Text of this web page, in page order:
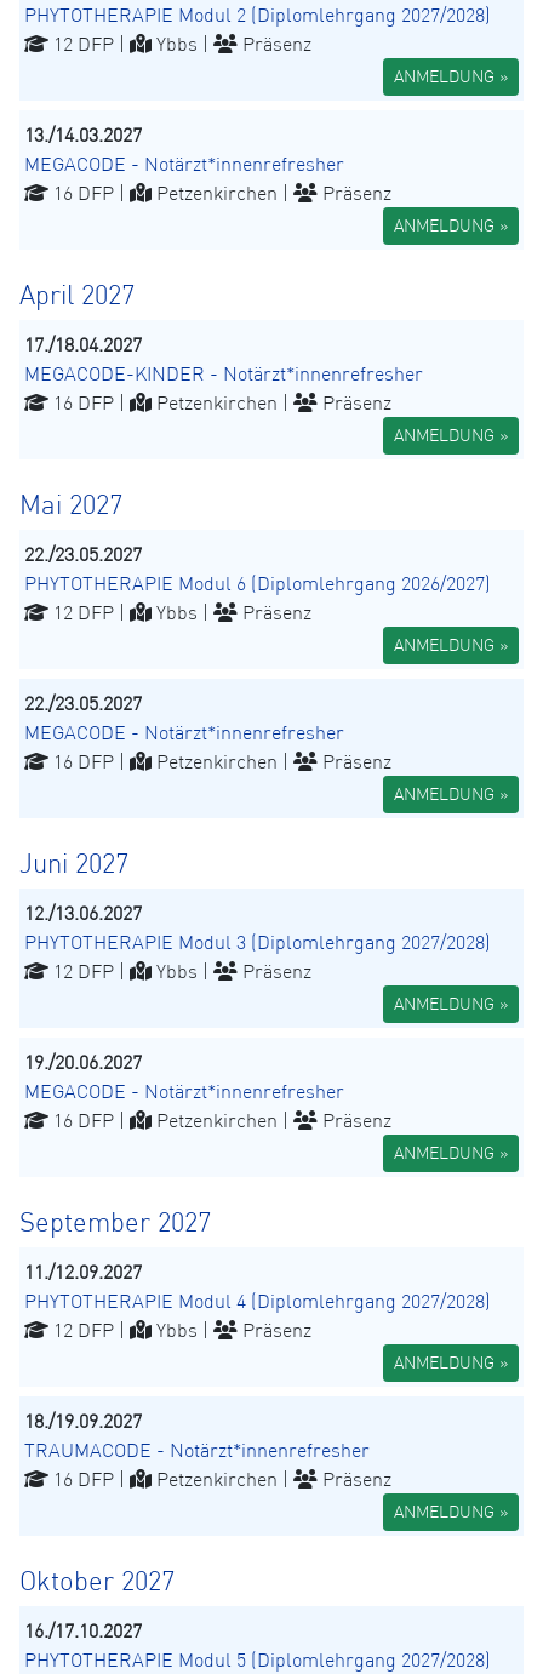
PHYTOTHERAPIE Modul 2 (Diplomlehrgang 2027/2028)
12 DFP |
Ybbs | Präsenz
ANMELDUNG »
13./14.03.2027
MEGACODE - Notärzt*innenrefresher
16 DFP |
Petzenkirchen | Präsenz
ANMELDUNG »
April 2027
17./18.04.2027
MEGACODE-KINDER - Notärzt*innenrefresher
16 DFP |
Petzenkirchen | Präsenz
ANMELDUNG »
Mai 2027
22./23.05.2027
PHYTOTHERAPIE Modul 6 (Diplomlehrgang 2026/2027)
12 DFP |
Ybbs | Präsenz
ANMELDUNG »
22./23.05.2027
MEGACODE - Notärzt*innenrefresher
16 DFP |
Petzenkirchen | Präsenz
ANMELDUNG »
Juni 2027
12./13.06.2027
PHYTOTHERAPIE Modul 3 (Diplomlehrgang 2027/2028)
12 DFP |
Ybbs | Präsenz
ANMELDUNG »
19./20.06.2027
MEGACODE - Notärzt*innenrefresher
16 DFP |
Petzenkirchen | Präsenz
ANMELDUNG »
September 2027
11./12.09.2027
PHYTOTHERAPIE Modul 4 (Diplomlehrgang 2027/2028)
12 DFP |
Ybbs | Präsenz
ANMELDUNG »
18./19.09.2027
TRAUMACODE - Notärzt*innenrefresher
16 DFP |
Petzenkirchen | Präsenz
ANMELDUNG »
Oktober 2027
16./17.10.2027
PHYTOTHERAPIE Modul 5 (Diplomlehrgang 2027/2028)